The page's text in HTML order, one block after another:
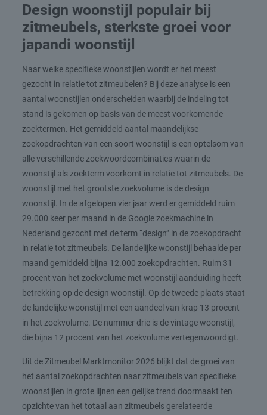
Design woonstijl populair bij
zitmeubels, sterkste groei voor
japandi woonstijl
Naar welke specifieke woonstijlen wordt er het meest
gezocht in relatie tot zitmeubelen? Bij deze analyse is een
aantal woonstijlen onderscheiden waarbij de indeling tot
stand is gekomen op basis van de meest voorkomende
zoektermen. Het gemiddeld aantal maandelijkse
zoekopdrachten van een soort woonstijl is een optelsom van
alle verschillende zoekwoordcombinaties waarin de
woonstijl als zoekterm voorkomt in relatie tot zitmeubels. De
woonstijl met het grootste zoekvolume is de design
woonstijl. In de afgelopen vier jaar werd er gemiddeld ruim
29.000 keer per maand in de Google zoekmachine in
Nederland gezocht met de term “design” in de zoekopdracht
in relatie tot zitmeubels. De landelijke woonstijl behaalde per
maand gemiddeld bijna 12.000 zoekopdrachten. Ruim 31
procent van het zoekvolume met woonstijl aanduiding heeft
betrekking op de design woonstijl. Op de tweede plaats staat
de landelijke woonstijl met een aandeel van krap 13 procent
in het zoekvolume. De nummer drie is de vintage woonstijl,
die bijna 12 procent van het zoekvolume vertegenwoordigt.
Uit de Zitmeubel Marktmonitor 2026 blijkt dat de groei van
het aantal zoekopdrachten naar zitmeubels van specifieke
woonstijlen in grote lijnen een gelijke trend doormaakt ten
opzichte van het totaal aan zitmeubels gerelateerde